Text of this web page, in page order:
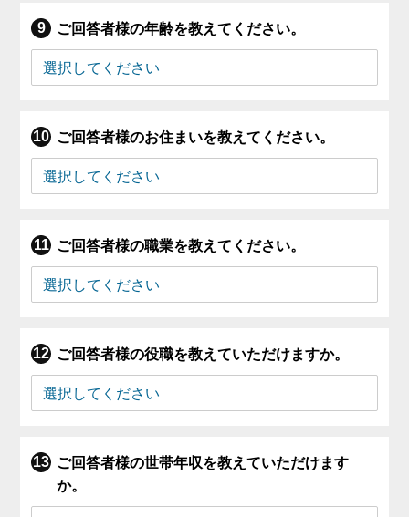
ご回答者様の年齢を教えてください。
ご回答者様のお住まいを教えてください。
ご回答者様の職業を教えてください。
ご回答者様の役職を教えていただけますか。
ご回答者様の世帯年収を教えていただけます
か。